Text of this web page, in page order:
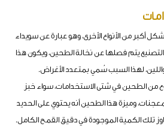
أكبر من الأنواع الأخرى، وهو عبارة عن سويداء
التصنيع يتم فصلها عن نخالة الطحين، ويكون هذا
لهذا السبب سُمي بمتعدد الأغراض.
من الطحين في شتى الاستخدامات، سواء خبز
وميزة هذا الطحين أنه يحتوي على الحديد
تلك الكمية الموجودة في دقيق القمح الكامل.